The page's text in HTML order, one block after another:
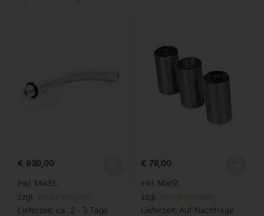
€ 930,00
inkl. MwSt.
zzgl. Versandkosten
Lieferzeit: ca. 2 - 3 Tage
€ 78,00
inkl. MwSt.
zzgl. Versandkosten
Lieferzeit: Auf Nachfrage